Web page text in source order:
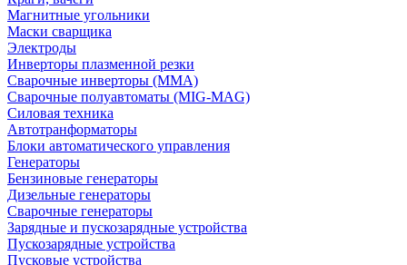
Магнитные угольники
Маски сварщика
Электроды
Инверторы плазменной резки
Сварочные инверторы (MMA)
Сварочные полуавтоматы (MIG-MAG)
Силовая техника
Автотранформаторы
Блоки автоматического управления
Генераторы
Бензиновые генераторы
Дизельные генераторы
Сварочные генераторы
Зарядные и пускозарядные устройства
Пускозарядные устройства
Пусковые устройства